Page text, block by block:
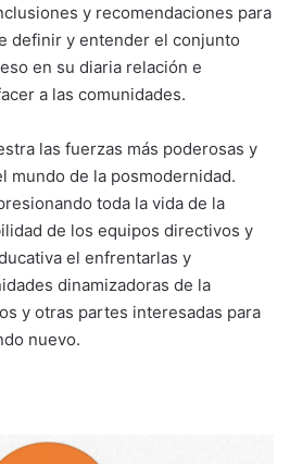
y recomendaciones para
definir y entender el conjunto
en su diaria relación e
a las comunidades.
las fuerzas más poderosas y
mundo de la posmodernidad.
toda la vida de la
de los equipos directivos y
el enfrentarlas y
dinamizadoras de la
y otras partes interesadas para
nuevo.